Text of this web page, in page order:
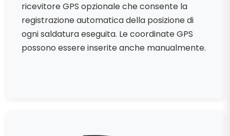
ricevitore GPS opzionale che consente la
registrazione automatica della posizione di
ogni saldatura eseguita. Le coordinate GPS
possono essere inserite anche manualmente.